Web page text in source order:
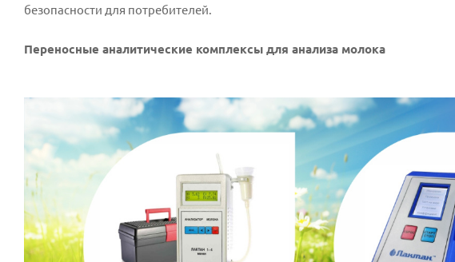
безопасности для потребителей.
Переносные аналитические комплексы для анализа молока